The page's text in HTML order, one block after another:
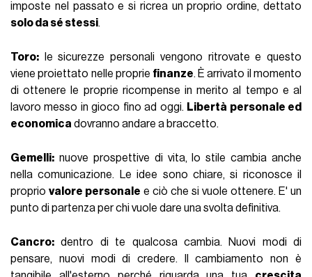
imposte nel passato e si ricrea un proprio ordine, dettato
solo da sé stessi.
Toro: le sicurezze personali vengono ritrovate e questo
viene proiettato nelle proprie finanze. È arrivato il momento
di ottenere le proprie ricompense in merito al tempo e al
lavoro messo in gioco fino ad oggi. Libertà personale ed
economica dovranno andare a braccetto.
Gemelli: nuove prospettive di vita, lo stile cambia anche
nella comunicazione. Le idee sono chiare, si riconosce il
propriovalore personale e ciò che si vuole ottenere. E' un
punto di partenza per chi vuole dare una svolta definitiva.
Cancro: dentro di te qualcosa cambia. Nuovi modi di
pensare, nuovi modi di credere. Il cambiamento non è